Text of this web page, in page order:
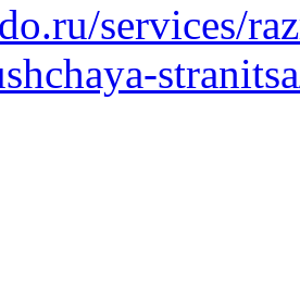
services/